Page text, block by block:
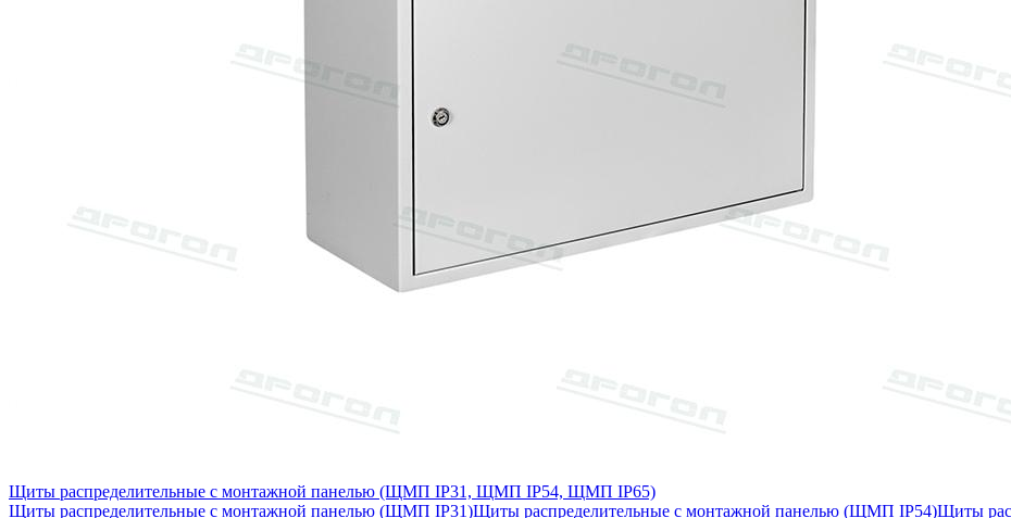
Щиты распределительные с монтажной панелью (ЩМП IP31, ЩМП IP54, ЩМП IP65)
Щиты распределительные с монтажной панелью (ЩМП IP31)Щиты распределительные с монтажной панелью (ЩМП IP54)Щиты